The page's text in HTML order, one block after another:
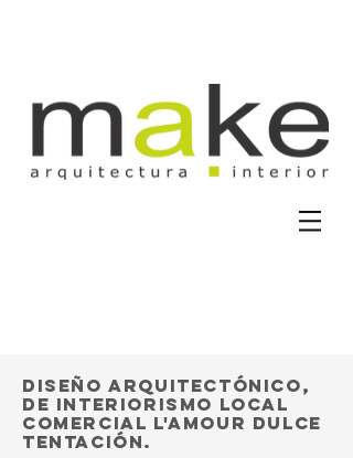
Diseño arquitectónico,
de interiorismo local
comercial l'amour dulce
tentación.